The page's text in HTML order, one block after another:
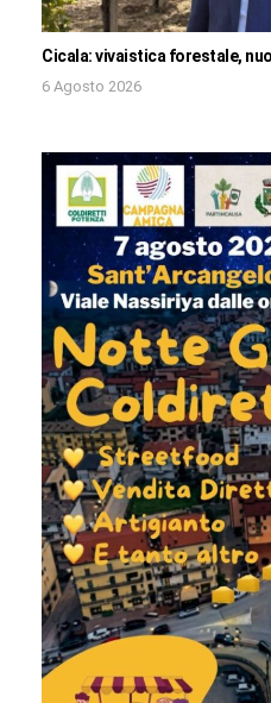
Cicala: vivaistica forestale,
6 Agosto 2026